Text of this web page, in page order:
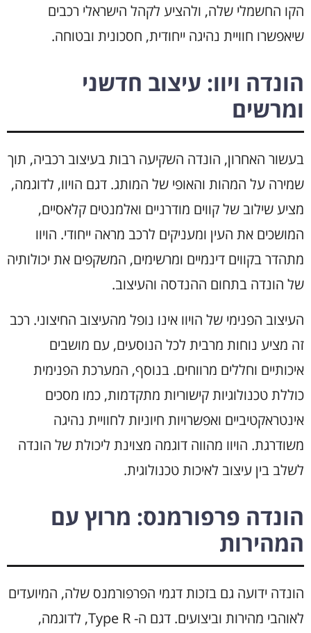
הקו החשמלי שלה, ולהציע לקהל הישראלי רכבים
שיאפשרו חוויית נהיגה ייחודית, חסכונית ובטוחה.
הונדה ויוו: עיצוב חדשני
ומרשים
בעשור האחרון, הונדה השקיעה רבות בעיצוב רכביה, תוך
שמירה על המהות והאופי של המותג. דגם הויוו, לדוגמה,
מציע שילוב של קווים מודרניים ואלמנטים קלאסיים,
המושכים את העין ומעניקים לרכב מראה ייחודי. הויוו
מתהדר בקווים דינמיים ומרשימים, המשקפים את יכולותיה
של הונדה בתחום ההנדסה והעיצוב.
העיצוב הפנימי של הויוו אינו נופל מהעיצוב החיצוני. רכב
זה מציע נוחות מרבית לכל הנוסעים, עם מושבים
איכותיים וחללים מרווחים. בנוסף, המערכת הפנימית
כוללת טכנולוגיות קישוריות מתקדמות, כמו מסכים
אינטראקטיביים ואפשרויות חיוניות לחוויית נהיגה
משודרגת. הויוו מהווה דוגמה מצוינת ליכולת של הונדה
לשלב בין עיצוב לאיכות טכנולוגית.
הונדה פרפורמנס: מרוץ עם
המהירות
הונדה ידועה גם בזכות דגמי הפרפורמנס שלה, המיועדים
לאוהבי מהירות וביצועים. דגם ה- Type R, לדוגמה,